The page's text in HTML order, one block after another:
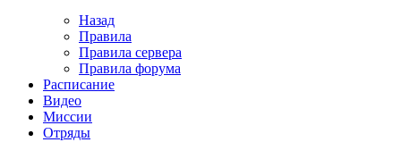
Назад
Правила
Правила сервера
Правила форума
Расписание
Видео
Миссии
Отряды